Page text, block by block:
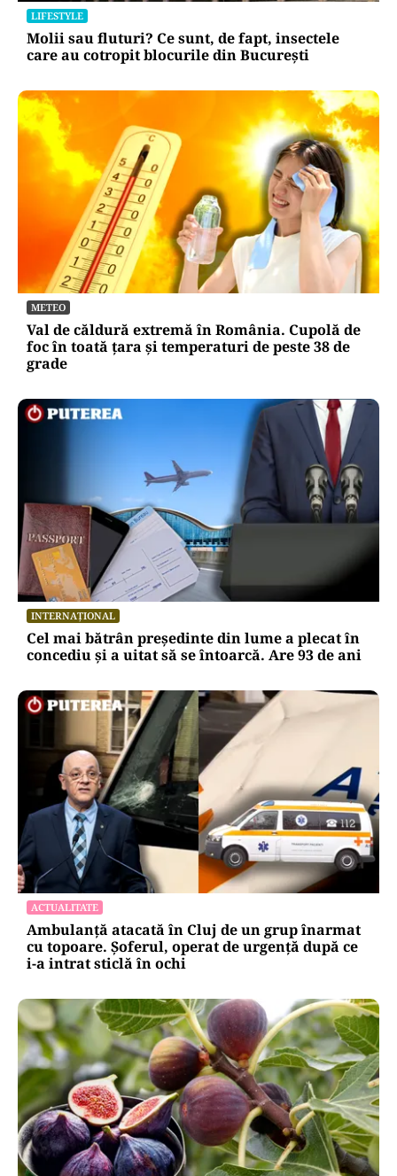
LIFESTYLE
Molii sau fluturi? Ce sunt, de fapt, insectele
care au cotropit blocurile din București
METEO
Val de căldură extremă în România. Cupolă de
foc în toată țara și temperaturi de peste 38 de
grade
INTERNAȚIONAL
Cel mai bătrân președinte din lume a plecat în
concediu și a uitat să se întoarcă. Are 93 de ani
ACTUALITATE
Ambulanță atacată în Cluj de un grup înarmat
cu topoare. Șoferul, operat de urgență după ce
i-a intrat sticlă în ochi